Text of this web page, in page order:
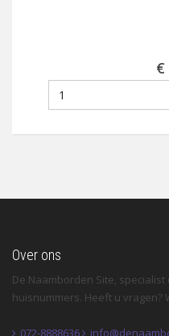
€
Over ons
De Naamborden Site,
huisnummers. Heeft u vragen?
072-8888636